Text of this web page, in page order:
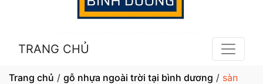
TRANG CHỦ
Trang chủ / gỗ nhựa ngoài trời tại bình dương / sàn